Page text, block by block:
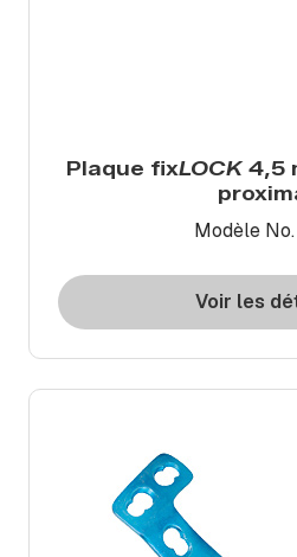
Plaque fixLOCK 4,5
Modèle No.
Voir les